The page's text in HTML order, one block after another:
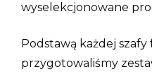
wyselekcjonowane
Podstawą każdej
przygotowaliśmy